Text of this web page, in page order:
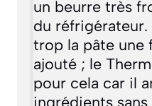
un beurre très
du réfrigérateur.
trop la pâte une
ajouté ; le
pour cela car il
ingrédients